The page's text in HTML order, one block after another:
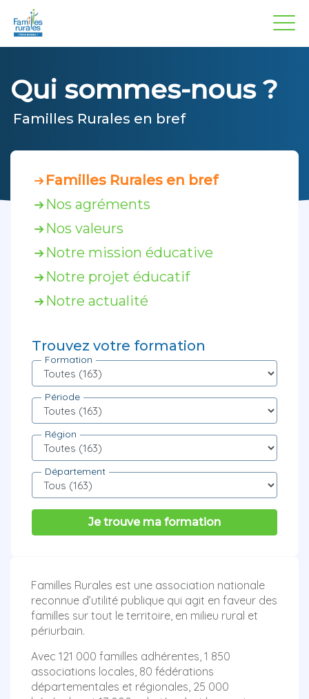
contenu
Qui sommes-nous ?
Familles Rurales en bref
Familles Rurales est une association nationale
reconnue d’utilité publique qui agit en faveur des
familles sur tout le territoire, en milieu rural et
périurbain.
Avec 121 000 familles adhérentes, 1 850
associations locales, 80 fédérations
départementales et régionales, 25 000
Familles Rurales en bref
Nos agréments
Nos valeurs
Notre mission éducative
Notre projet éducatif
Notre actualité
Trouvez votre formation
Formation
Période
Région
Département
Je trouve ma formation
Panneau de gestion des cookies